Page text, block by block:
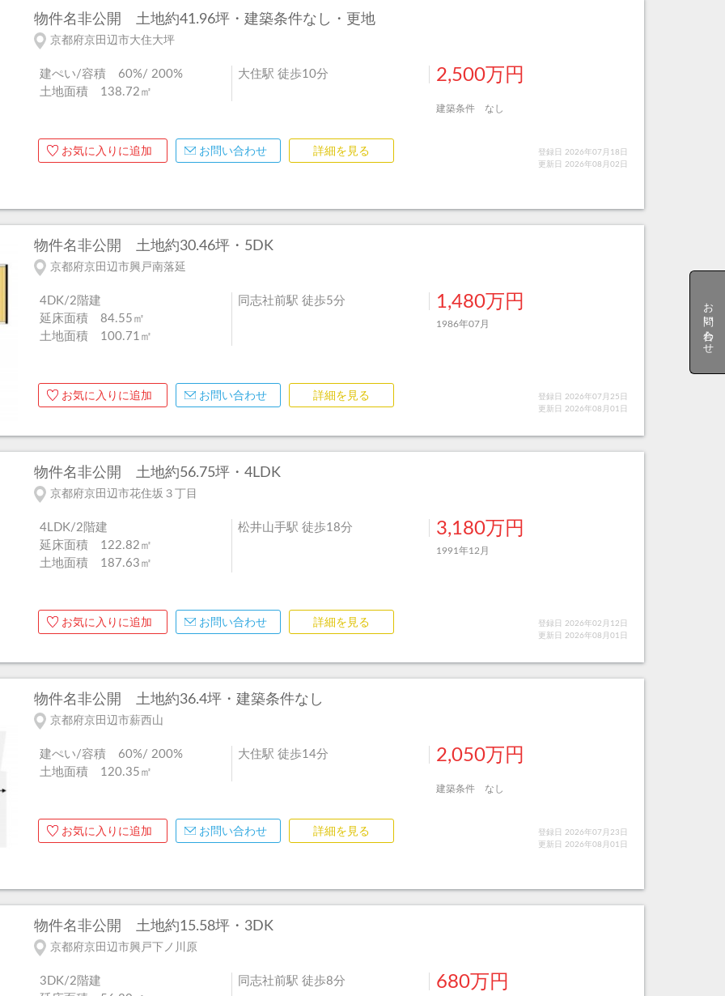
お問い合わせ
物件名非公開 土地約41.96坪・建築条件なし・更地
京都府京田辺市大住大坪
建ぺい/容積 60%/ 200%
土地面積 138.72㎡
大住駅 徒歩10分 2,500万円
建築条件 なし
お気に入りに追加 お問い合わせ 詳細を見る
登録日 2026年07月18日
更新日 2026年08月02日
物件名非公開 土地約30.46坪・5DK
京都府京田辺市興戸南落延
4DK/2階建
延床面積 84.55㎡
土地面積 100.71㎡
同志社前駅 徒歩5分 1,480万円
1986年07月
お気に入りに追加 お問い合わせ 詳細を見る
登録日 2026年07月25日
更新日 2026年08月01日
物件名非公開 土地約56.75坪・4LDK
京都府京田辺市花住坂３丁目
4LDK/2階建
延床面積 122.82㎡
土地面積 187.63㎡
松井山手駅 徒歩18分 3,180万円
1991年12月
お気に入りに追加 お問い合わせ 詳細を見る
登録日 2026年02月12日
更新日 2026年08月01日
物件名非公開 土地約36.4坪・建築条件なし
京都府京田辺市薪西山
建ぺい/容積 60%/ 200%
土地面積 120.35㎡
大住駅 徒歩14分 2,050万円
建築条件 なし
お気に入りに追加 お問い合わせ 詳細を見る
登録日 2026年07月23日
更新日 2026年08月01日
物件名非公開 土地約15.58坪・3DK
京都府京田辺市興戸下ノ川原
3DK/2階建
同志社前駅 徒歩8分 680万円